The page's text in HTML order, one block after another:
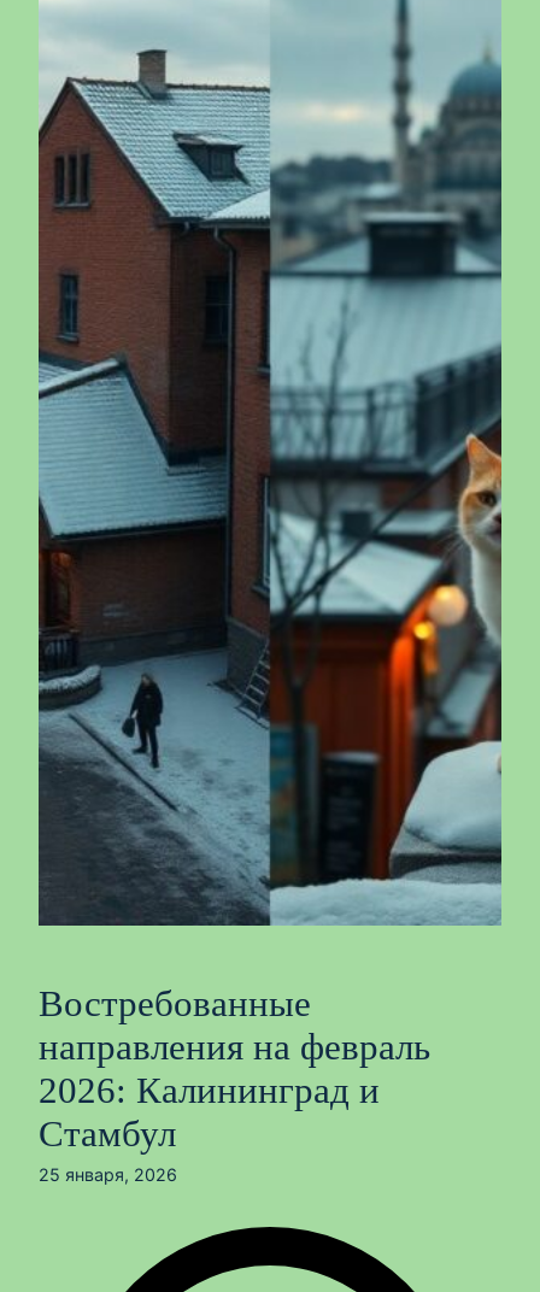
Востребованные
направления на февраль
2026: Калининград и
Стамбул
25 января, 2026